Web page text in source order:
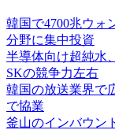
韓国で4700兆ウォ
分野に集中投資
半導体向け超純水
SKの競争力左右
韓国の放送業界で
で協業
釜山のインバウン